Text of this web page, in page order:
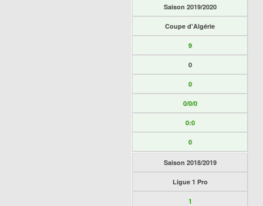
Saison 2019/2020
Coupe d'Algérie
9
0
0
0/0/0
0:0
0
Saison 2018/2019
Ligue 1 Pro
1